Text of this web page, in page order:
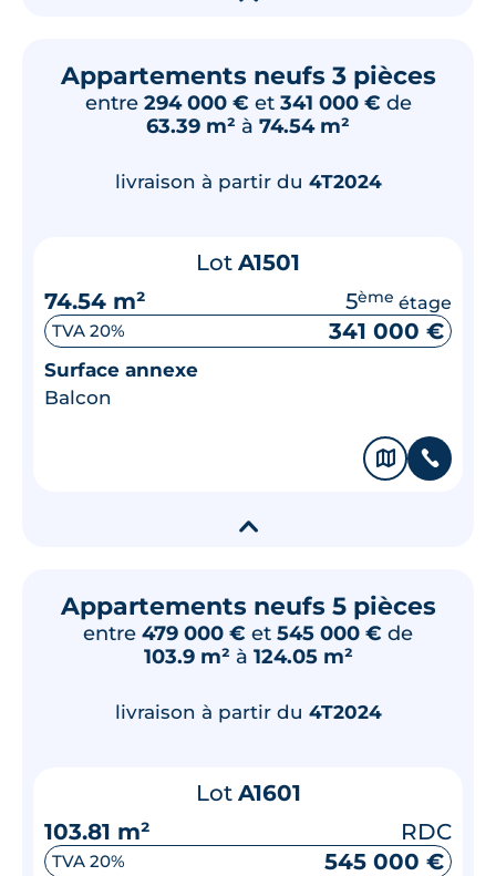
Appartements neufs 3 pièces
entre 294 000 € et 341 000 € de
63.39 m² à 74.54 m²
livraison à partir du 4T2024
Lot A1501
74.54 m²
5ème étage
TVA 20% 341 000 €
Surface annexe
Balcon
🗞 📞
▾
Appartements neufs 5 pièces
entre 479 000 € et 545 000 € de
103.9 m² à 124.05 m²
livraison à partir du 4T2024
Lot A1601
103.81 m²
RDC
TVA 20% 545 000 €